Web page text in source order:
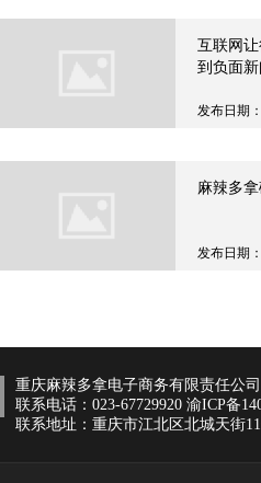
互联网
到负面
行业带
发布日期
麻辣多
发布日期
重庆麻辣多拿电子商务有限责任公司
联系电话：023-67729920 渝ICP备
联系地址：重庆市江北区北城天街